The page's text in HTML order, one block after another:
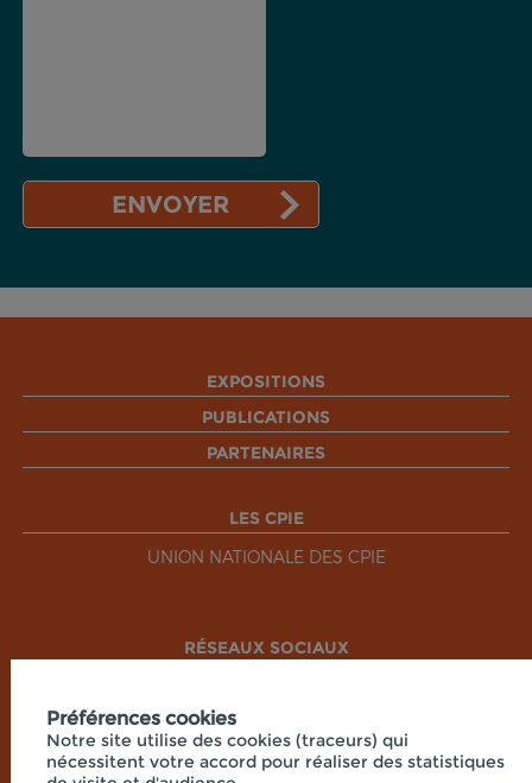
EXPOSITIONS
PUBLICATIONS
PARTENAIRES
LES CPIE
UNION NATIONALE DES CPIE
RÉSEAUX SOCIAUX
Préférences cookies
Notre site utilise des cookies (traceurs) qui
nécessitent votre accord pour réaliser des statistiques